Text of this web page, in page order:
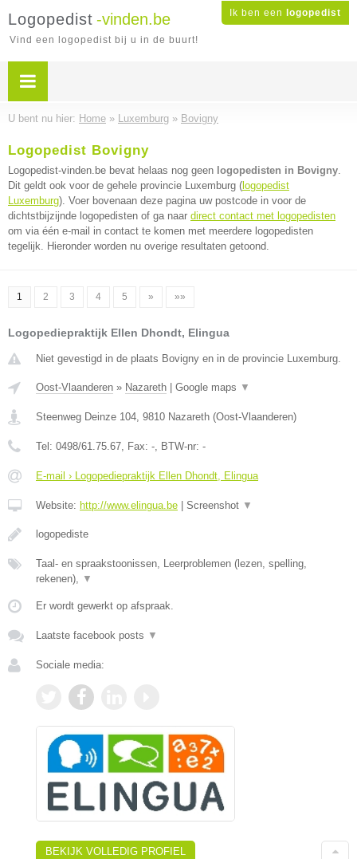
Ik ben een logopedist
Logopedist -vinden.be
Vind een logopedist bij u in de buurt!
U bent nu hier: Home » Luxemburg » Bovigny
Logopedist Bovigny
Logopedist-vinden.be bevat helaas nog geen logopedisten in Bovigny.
Dit geldt ook voor de gehele provincie Luxemburg ( logopedist
Luxemburg). Voer bovenaan deze pagina uw postcode in voor de
dichtstbijzijnde logopedisten of ga naar direct contact met logopedisten
om via één e-mail in contact te komen met meerdere logopedisten
tegelijk. Hieronder worden nu overige resultaten getoond.
1 2 3 4 5 » »»
Logopediepraktijk Ellen Dhondt, Elingua
Niet gevestigd in de plaats Bovigny en in de provincie Luxemburg.
Oost-Vlaanderen » Nazareth Google maps ▼
Steenweg Deinze 104, 9810 Nazareth (Oost-Vlaanderen)
Tel: 0498/61.75.67, Fax: -, BTW-nr: -
E-mail › Logopediepraktijk Ellen Dhondt, Elingua
Website: http://www.elingua.be Screenshot ▼
logopediste
Taal- en spraakstoonissen, Leerproblemen (lezen, spelling,
rekenen), ▼
Er wordt gewerkt op afspraak.
Laatste facebook posts ▼
Sociale media:
BEKIJK VOLLEDIG PROFIEL